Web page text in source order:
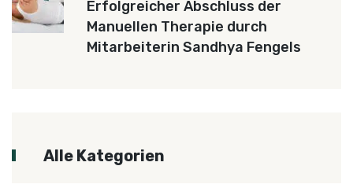
Erfolgreicher Abschluss der
Manuellen Therapie durch
Mitarbeiterin Sandhya Fengels
Alle Kategorien